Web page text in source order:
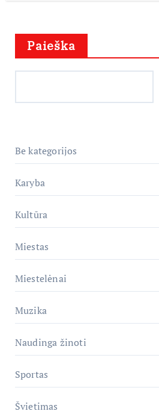
Paieška
Be kategorijos
Karyba
Kultūra
Miestas
Miestelėnai
Muzika
Naudinga žinoti
Sportas
Švietimas